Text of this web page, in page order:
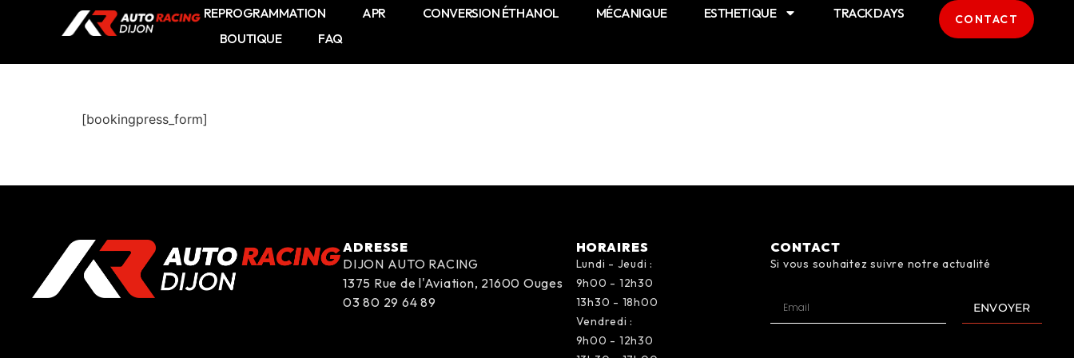
REPROGRAMMATION APR CONVERSION ÉTHANOL MÉCANIQUE ESTHETIQUE
TRACKDAYS
BOUTIQUE
FAQ
CONTACT
[bookingpress_form]
ADRESSE
DIJON AUTO RACING
1375 Rue de l'Aviation, 21600 Ouges
03 80 29 64 89
HORAIRES
Lundi - Jeudi :
9h00 - 12h30
13h30 - 18h00
Vendredi :
9h00 - 12h30
CONTACT
Si vous souhaitez suivre notre actualité
ENVOYER